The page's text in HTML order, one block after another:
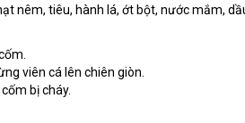
nêm, tiêu, hành lá, ớt bột, nước mắm,
viên cá lên chiên giòn.
bị cháy.